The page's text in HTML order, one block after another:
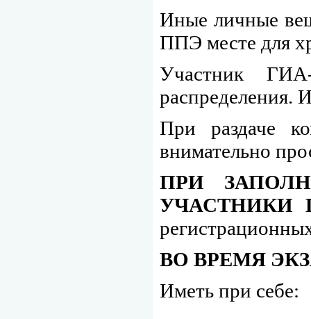
Иные личные
ППЭ месте для
Участник
распределения.
При раздаче
внимательно
ПРИ
УЧАСТНИКИ
ВО ВРЕМЯ
Иметь при себе: